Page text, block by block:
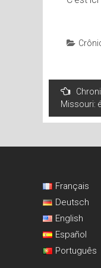
artigos
Missouri:
Français
Deutsch
English
Español
Português